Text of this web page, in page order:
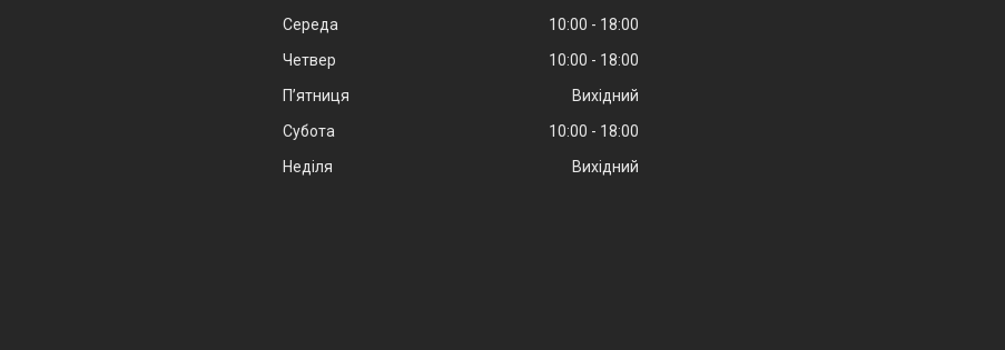
Середа
10:00
18:00
Четвер
10:00
18:00
Пʼятниця
Вихідний
Субота
10:00
18:00
Неділя
Вихідний